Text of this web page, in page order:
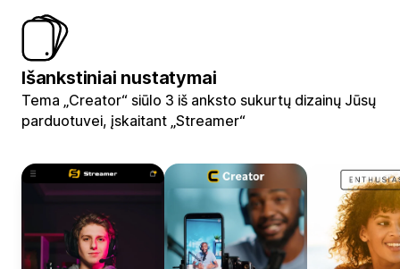
Išankstiniai nustatymai
Tema „Creator“ siūlo 3 iš anksto sukurtų dizainų Jūsų
parduotuvei, įskaitant „Streamer“